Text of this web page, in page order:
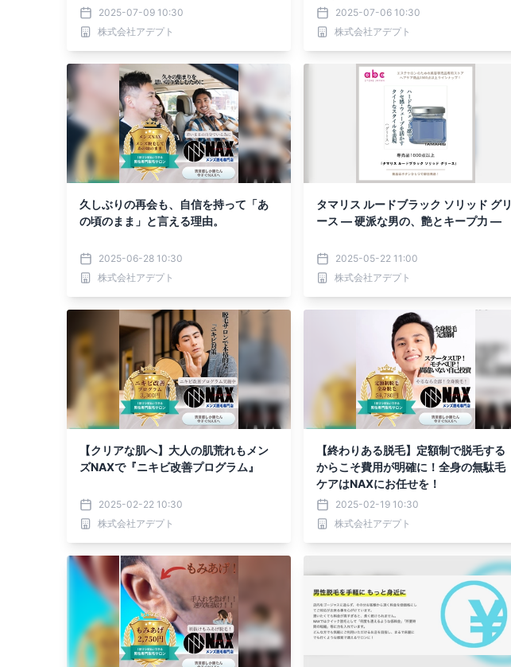
2025-07-09 10:30
株式会社アデプト
2025-07-06 10:30
株式会社アデプト
久しぶりの再会も、自信を持って「あ
の頃のまま」と言える理由。
2025-06-28 10:30
株式会社アデプト
タマリス ルードブラック ソリッド グリ
ース ― 硬派な男の、艶とキープ力 ―
2025-05-22 11:00
株式会社アデプト
【クリアな肌へ】大人の肌荒れもメン
ズNAXで『ニキビ改善プログラム』
2025-02-22 10:30
株式会社アデプト
【終わりある脱毛】定額制で脱毛する
からこそ費用が明確に！全身の無駄毛
ケアはNAXにお任せを！
2025-02-19 10:30
株式会社アデプト